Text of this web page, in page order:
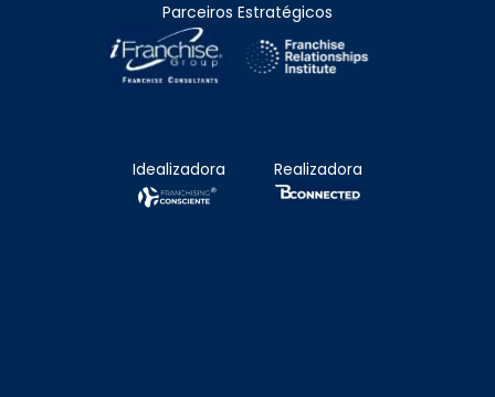
Parceiros Estratégicos
Idealizadora Realizadora